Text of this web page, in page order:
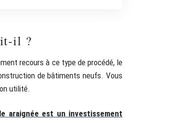
il ?
recours à ce type de procédé, le
de bâtiments neufs. Vous
utilité.
araignée est un investissement